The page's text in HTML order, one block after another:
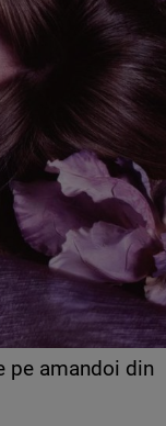
pe amandoi din